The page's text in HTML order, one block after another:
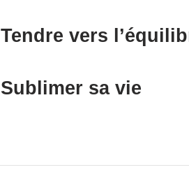
Tendre vers
Sublimer sa vie